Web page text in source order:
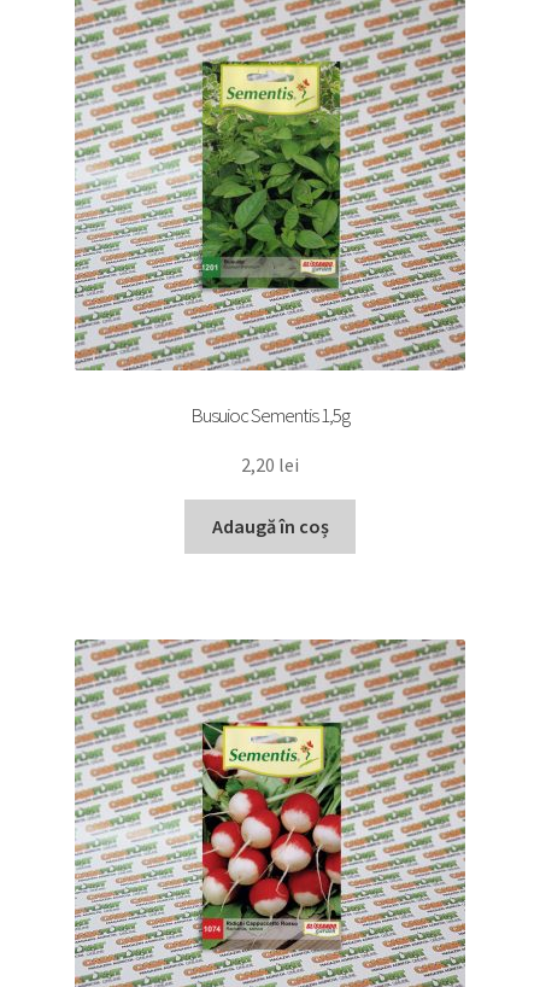
Busuioc Sementis 1,5g
2,20 lei
Adaugă în coș